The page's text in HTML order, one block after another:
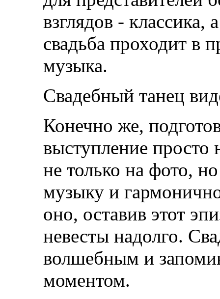
взглядов - классика,
свадьба проходит в
музыка.
Свадебный танец
Конечно же,
выступление просто
не только на фото,
музыку и
оно, оставив этот
невесты надолго.
волшебным и
моментом.